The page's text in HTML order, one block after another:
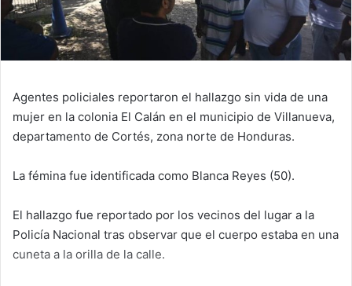
Agentes policiales reportaron el hallazgo sin vida de una
mujer en la colonia El Calán en el municipio de Villanueva,
departamento de Cortés, zona norte de Honduras.
La fémina fue identificada como Blanca Reyes (50).
El hallazgo fue reportado por los vecinos del lugar a la
Policía Nacional tras observar que el cuerpo estaba en una
cuneta a la orilla de la calle.